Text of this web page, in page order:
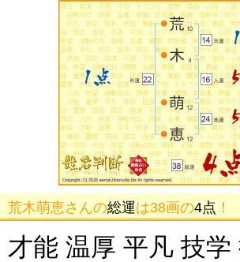
荒木萌恵さんの総運は38画の4点 ！
才能 温厚 平凡 技学